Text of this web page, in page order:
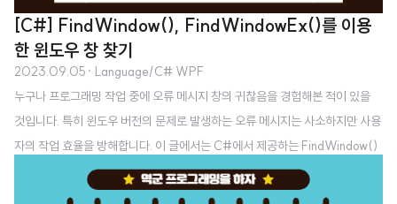
[C#] FindWindow(), FindWindowEx()를 이용
한 윈도우 창 찾기
2023.09.05 · Language/C# WPF
누구나 프로그래밍 작업 중에 오류 메시지 창의 귀찮음을 경험해본 적이 있을
것입니다. 특히 윈도우 버전의 문제로 발생하는 오류 메시지는 사소하지만 사용
자의 작업 효율을 방해합니다. 이 글에서는 C#에서 제공하는 FindWindow()
와 FindWindowEx() 함수를 이용하여 자동으로 해당 오류 창을 찾아서 닫는
방법을 소개합니다. 1. 오류 창 자동 닫기의 필요성 프로그램 사용 중 발생하는